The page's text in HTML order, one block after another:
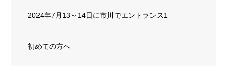
2024年7月13～14日に市川でエントランス1
初めての方へ